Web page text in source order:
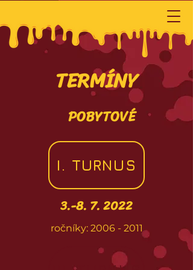
TERMÍNY
POBYTOVÉ
I. TURNUS
3.-8. 7. 2022
ročníky: 2006 - 2011